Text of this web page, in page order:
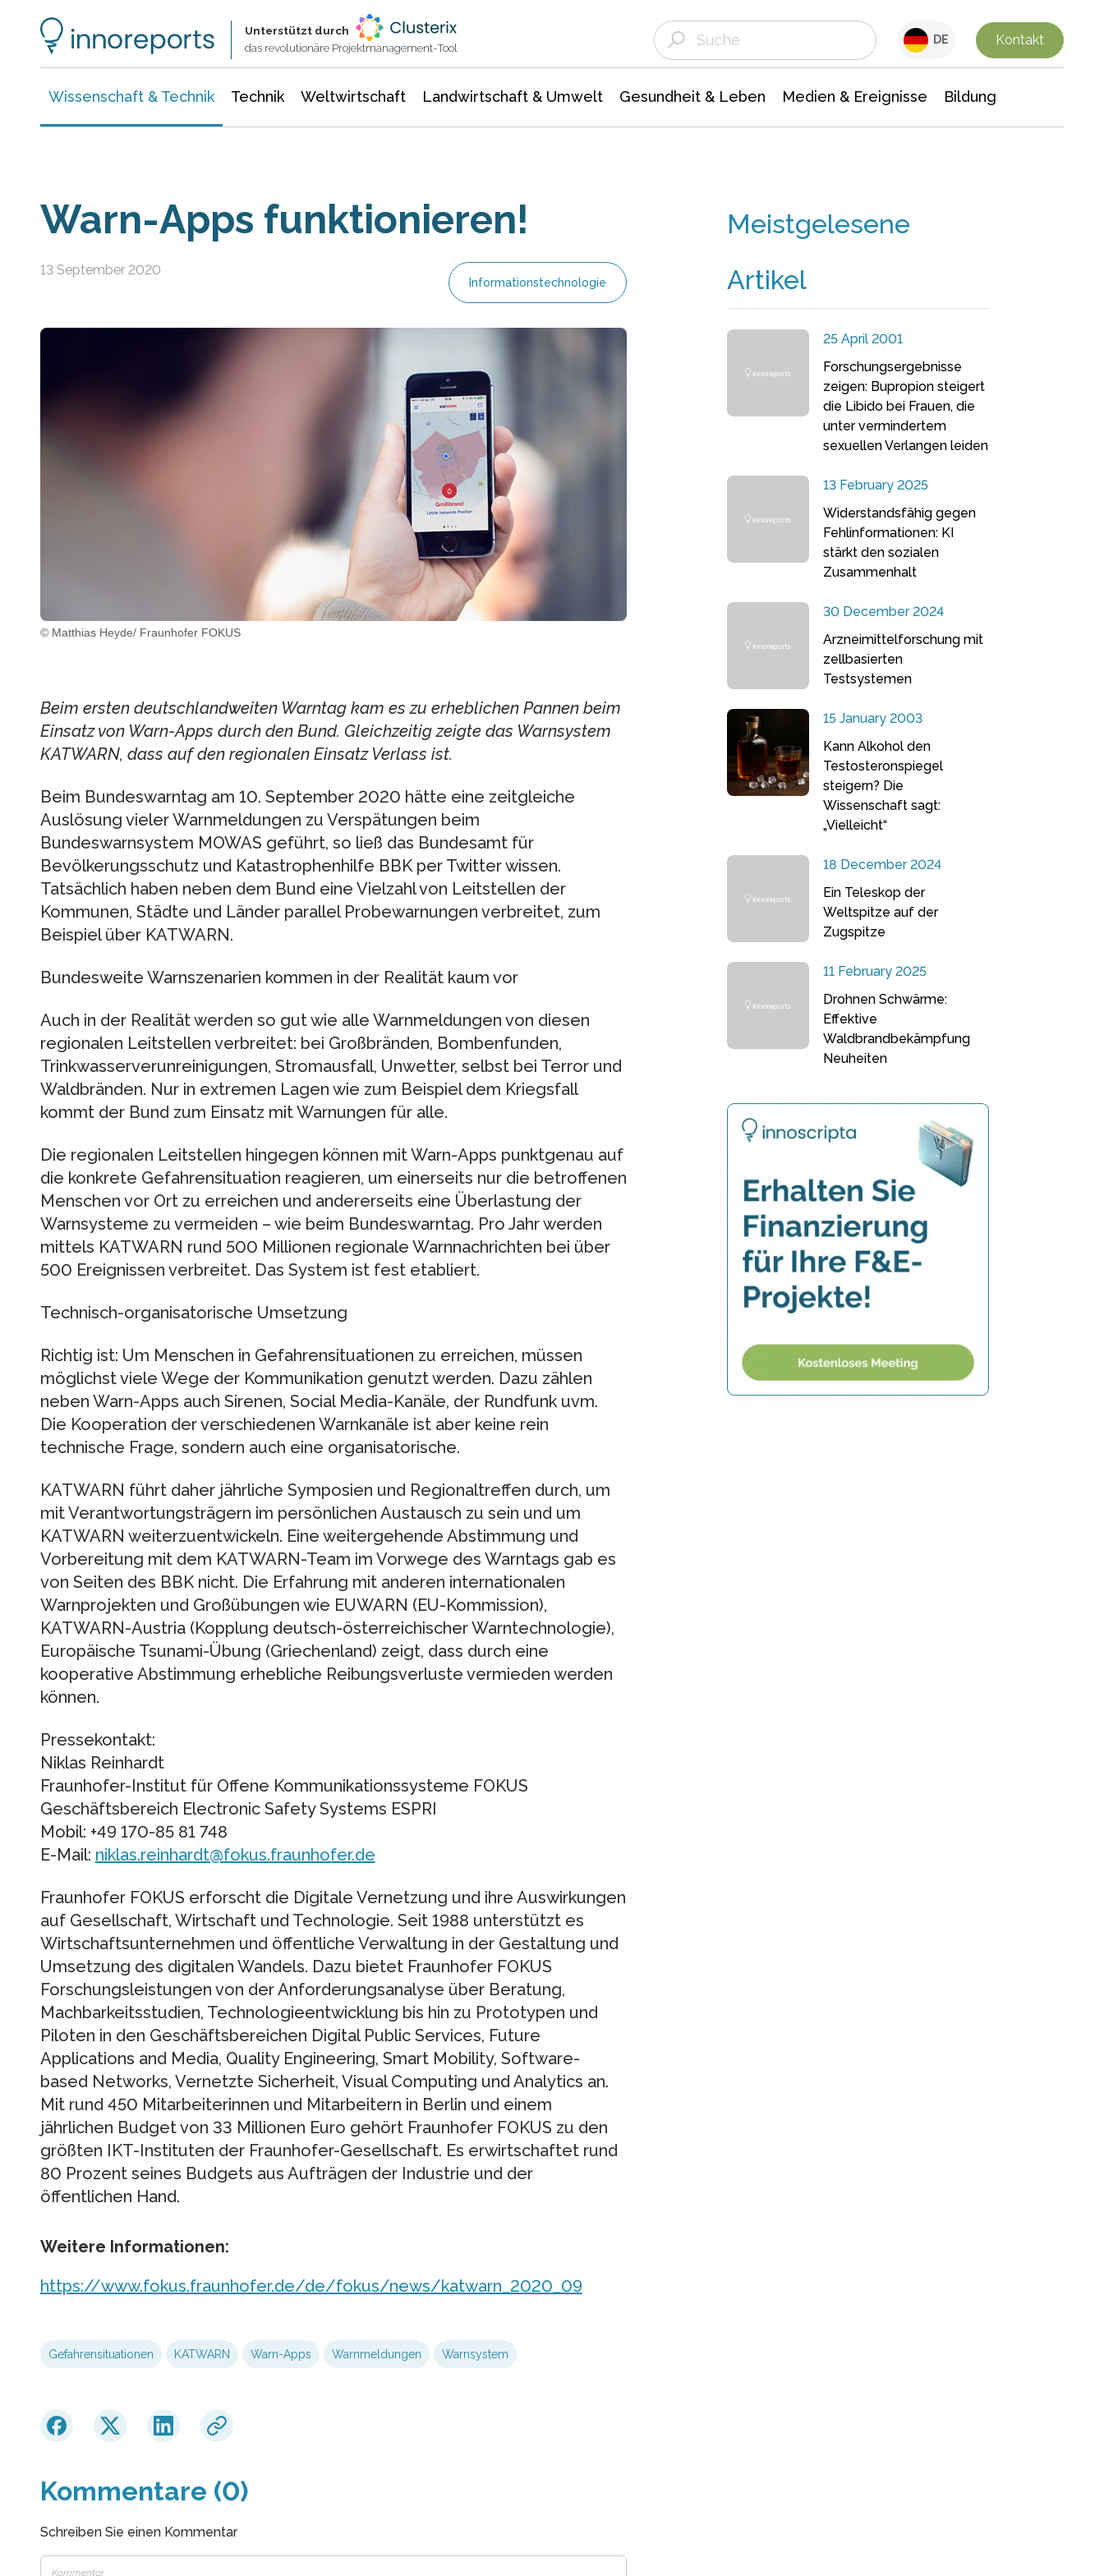
Unterstützt durch
das revolutionäre Projektmanagement-Tool
DE Kontakt
Wissenschaft & Technik Technik Weltwirtschaft Landwirtschaft & Umwelt Gesundheit & Leben Medien & Ereignisse Bildung
Warn-Apps funktionieren!
13 September 2020
Informationstechnologie
© Matthias Heyde/ Fraunhofer FOKUS
Beim ersten deutschlandweiten Warntag kam es zu erheblichen Pannen beim
Einsatz von Warn-Apps durch den Bund. Gleichzeitig zeigte das Warnsystem
KATWARN, dass auf den regionalen Einsatz Verlass ist.
Beim Bundeswarntag am 10. September 2020 hätte eine zeitgleiche
Auslösung vieler Warnmeldungen zu Verspätungen beim
Bundeswarnsystem MOWAS geführt, so ließ das Bundesamt für
Bevölkerungsschutz und Katastrophenhilfe BBK per Twitter wissen.
Tatsächlich haben neben dem Bund eine Vielzahl von Leitstellen der
Kommunen, Städte und Länder parallel Probewarnungen verbreitet, zum
Beispiel über KATWARN.
Bundesweite Warnszenarien kommen in der Realität kaum vor
Auch in der Realität werden so gut wie alle Warnmeldungen von diesen
regionalen Leitstellen verbreitet: bei Großbränden, Bombenfunden,
Trinkwasserverunreinigungen, Stromausfall, Unwetter, selbst bei Terror und
Waldbränden. Nur in extremen Lagen wie zum Beispiel dem Kriegsfall
kommt der Bund zum Einsatz mit Warnungen für alle.
Die regionalen Leitstellen hingegen können mit Warn-Apps punktgenau auf
die konkrete Gefahrensituation reagieren, um einerseits nur die betroffenen
Menschen vor Ort zu erreichen und andererseits eine Überlastung der
Warnsysteme zu vermeiden – wie beim Bundeswarntag. Pro Jahr werden
mittels KATWARN rund 500 Millionen regionale Warnnachrichten bei über
500 Ereignissen verbreitet. Das System ist fest etabliert.
Technisch-organisatorische Umsetzung
Richtig ist: Um Menschen in Gefahrensituationen zu erreichen, müssen
möglichst viele Wege der Kommunikation genutzt werden. Dazu zählen
neben Warn-Apps auch Sirenen, Social Media-Kanäle, der Rundfunk uvm.
Die Kooperation der verschiedenen Warnkanäle ist aber keine rein
technische Frage, sondern auch eine organisatorische.
KATWARN führt daher jährliche Symposien und Regionaltreffen durch, um
mit Verantwortungsträgern im persönlichen Austausch zu sein und um
KATWARN weiterzuentwickeln. Eine weitergehende Abstimmung und
Vorbereitung mit dem KATWARN-Team im Vorwege des Warntags gab es
von Seiten des BBK nicht. Die Erfahrung mit anderen internationalen
Warnprojekten und Großübungen wie EUWARN (EU-Kommission),
KATWARN-Austria (Kopplung deutsch-österreichischer Warntechnologie),
Europäische Tsunami-Übung (Griechenland) zeigt, dass durch eine
kooperative Abstimmung erhebliche Reibungsverluste vermieden werden
können.
Pressekontakt:
Niklas Reinhardt
Fraunhofer-Institut für Offene Kommunikationssysteme FOKUS
Geschäftsbereich Electronic Safety Systems ESPRI
Mobil: +49 170-85 81 748
E-Mail: niklas.reinhardt@fokus.fraunhofer.de
Fraunhofer FOKUS erforscht die Digitale Vernetzung und ihre Auswirkungen
auf Gesellschaft, Wirtschaft und Technologie. Seit 1988 unterstützt es
Wirtschaftsunternehmen und öffentliche Verwaltung in der Gestaltung und
Umsetzung des digitalen Wandels. Dazu bietet Fraunhofer FOKUS
Forschungsleistungen von der Anforderungsanalyse über Beratung,
Machbarkeitsstudien, Technologieentwicklung bis hin zu Prototypen und
Piloten in den Geschäftsbereichen Digital Public Services, Future
Applications and Media, Quality Engineering, Smart Mobility, Software-
based Networks, Vernetzte Sicherheit, Visual Computing und Analytics an.
Mit rund 450 Mitarbeiterinnen und Mitarbeitern in Berlin und einem
jährlichen Budget von 33 Millionen Euro gehört Fraunhofer FOKUS zu den
größten IKT-Instituten der Fraunhofer-Gesellschaft. Es erwirtschaftet rund
80 Prozent seines Budgets aus Aufträgen der Industrie und der
öffentlichen Hand.
Weitere Informationen:
https://www.fokus.fraunhofer.de/de/fokus/news/katwarn_2020_09
Gefahrensituationen KATWARN Warn-Apps Warnmeldungen Warnsystem
Kommentare (0)
Schreiben Sie einen Kommentar
Meistgelesene
Artikel
25 April 2001
Forschungsergebnisse
zeigen: Bupropion steigert
die Libido bei Frauen, die
unter vermindertem
sexuellen Verlangen leiden
13 February 2025
Widerstandsfähig gegen
Fehlinformationen: KI
stärkt den sozialen
Zusammenhalt
30 December 2024
Arzneimittelforschung mit
zellbasierten
Testsystemen
15 January 2003
Kann Alkohol den
Testosteronspiegel
steigern? Die
Wissenschaft sagt:
„Vielleicht“
18 December 2024
Ein Teleskop der
Weltspitze auf der
Zugspitze
11 February 2025
Drohnen Schwärme:
Effektive
Waldbrandbekämpfung
Neuheiten